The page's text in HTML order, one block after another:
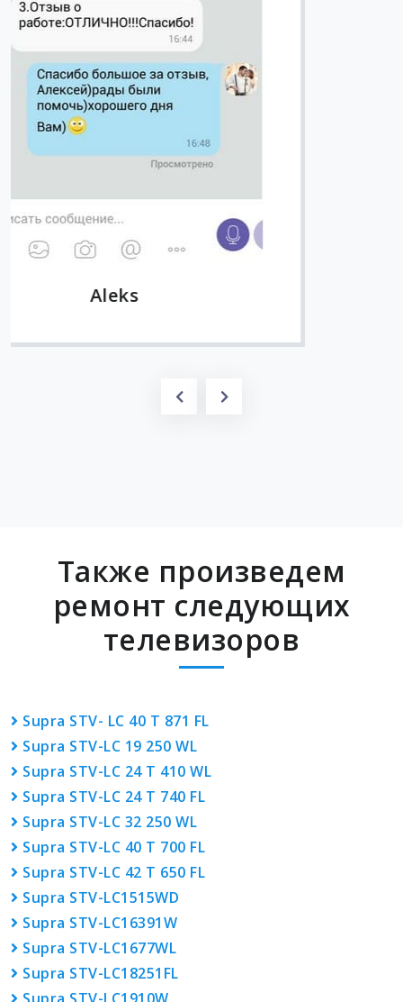
Также произведем
ремонт следующих
телевизоров
Supra STV- LC 40 T 871 FL
Supra STV-LC 19 250 WL
Supra STV-LC 24 T 410 WL
Supra STV-LC 24 T 740 FL
Supra STV-LC 32 250 WL
Supra STV-LC 40 T 700 FL
Supra STV-LC 42 T 650 FL
Supra STV-LC1515WD
Supra STV-LC16391W
Supra STV-LC1677WL
Supra STV-LC18251FL